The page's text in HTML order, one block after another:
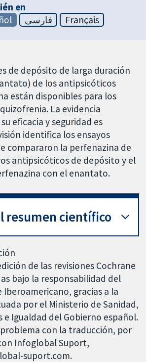
en
فارسی Français
de depósito de larga duración
de los antipsicóticos
están disponibles para los
La evidencia
eficacia y seguridad es
identifica los ensayos
compararon la perfenazina de
antipsicóticos de depósito y el
con el enantato.
resumen científico
de las revisiones Cochrane
bajo la responsabilidad del
Iberoamericano, gracias a la
por el Ministerio de Sanidad,
e Igualdad del Gobierno español.
con la traducción, por
Infoglobal Suport,
suport.com.